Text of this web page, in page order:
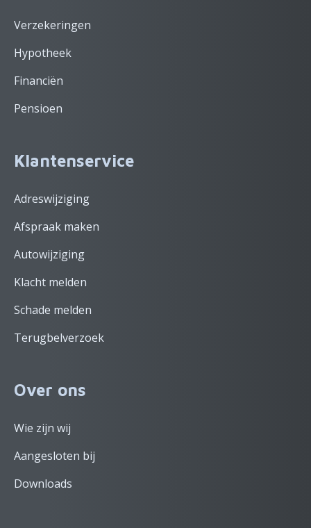
Verzekeringen
Hypotheek
Financiën
Pensioen
Klantenservice
Adreswijziging
Afspraak maken
Autowijziging
Klacht melden
Schade melden
Terugbelverzoek
Over ons
Wie zijn wij
Aangesloten bij
Downloads